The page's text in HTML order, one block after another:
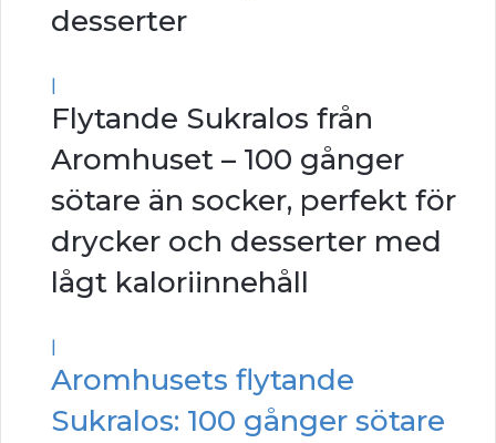
desserter
|
Flytande Sukralos från
Aromhuset – 100 gånger
sötare än socker, perfekt för
drycker och desserter med
lågt kaloriinnehåll
|
Aromhusets flytande
Sukralos: 100 gånger sötare